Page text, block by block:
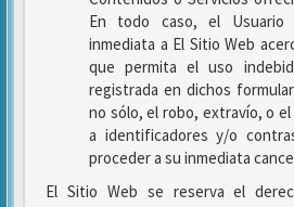
En todo caso, el Usuario
inmediata a El Sitio Web
que permita el uso
registrada en dichos
no sólo, el robo, extravío, o
a identificadores y/o
proceder a su inmediata
El Sitio Web se reserva el